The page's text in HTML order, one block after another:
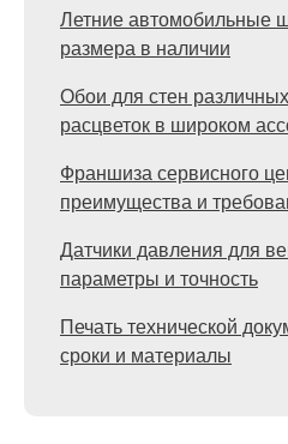
Летние автомобильные
размера в наличии
Обои для стен
расцветок в широком
Франшиза сервисного
преимущества и
Датчики давления для
параметры и точность
Печать технической
сроки и материалы